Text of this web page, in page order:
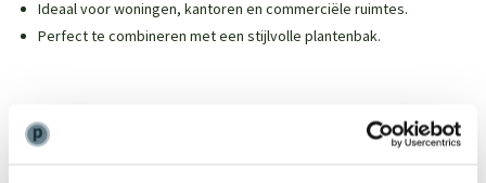
Ideaal voor woningen, kantoren en commerciële ruimtes.
Perfect te combineren met een stijlvolle plantenbak.